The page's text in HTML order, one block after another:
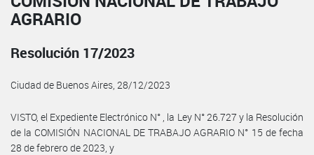
AGRARIO
Resolución 17/2023
Ciudad de Buenos Aires, 28/12/2023
VISTO, el Expediente Electrónico N° , la Ley N° 26.727 y la Resolución
de la COMISIÓN NACIONAL DE TRABAJO AGRARIO N° 15 de fecha
28 de febrero de 2023, y